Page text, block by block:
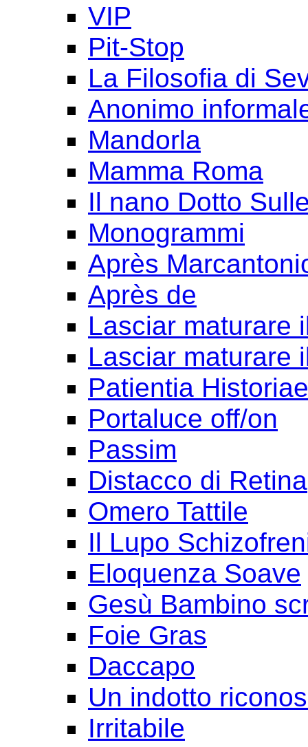
VIP
Pit-Stop
La Filosofia di
Anonimo
Mandorla
Mamma Roma
Il nano Dotto
Monogrammi
Après
Après de
Lasciar maturare
Lasciar maturare
Patientia Historiae
Portaluce off/on
Passim
Distacco di Retina
Omero Tattile
Il Lupo
Eloquenza Soave
Gesù Bambino
Foie Gras
Daccapo
Un indotto
Irritabile